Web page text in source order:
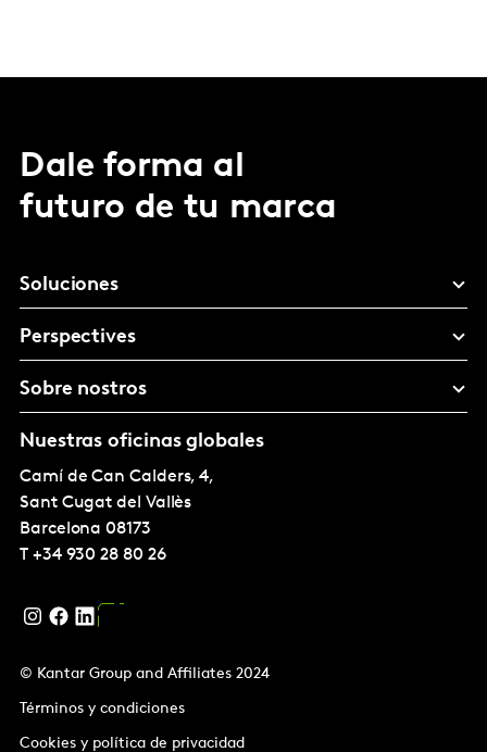
Dale forma al
futuro de tu marca
Soluciones
Perspectives
Sobre nostros
Nuestras oficinas globales
Camí de Can Calders, 4,
Sant Cugat del Vallès
Barcelona 08173
T +34 930 28 80 26
© Kantar Group and Affiliates 2024
Términos y condiciones
Cookies y política de privacidad